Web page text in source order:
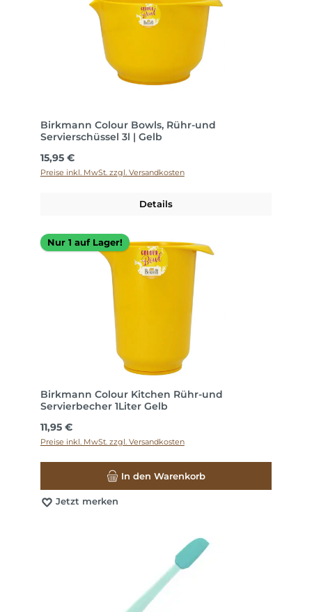
Birkmann Colour Bowls, Rühr-und
Servierschüssel 3l | Gelb
Regulärer Preis:
15,95 €
Preise inkl. MwSt. zzgl. Versandkosten
Details
Nur 1 auf Lager!
Birkmann Colour Kitchen Rühr-und
Servierbecher 1Liter Gelb
Regulärer Preis:
11,95 €
Preise inkl. MwSt. zzgl. Versandkosten
In den Warenkorb
Jetzt merken